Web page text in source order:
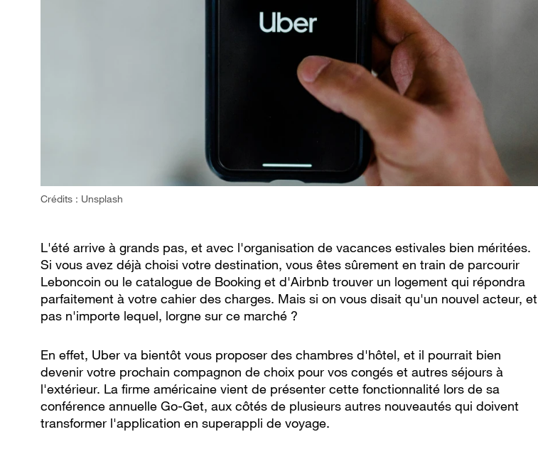
Crédits : Unsplash
L'été arrive à grands pas, et avec l'organisation de vacances estivales bien méritées.
Si vous avez déjà choisi votre destination, vous êtes sûrement en train de parcourir
Leboncoin ou le catalogue de Booking et d'Airbnb trouver un logement qui répondra
parfaitement à votre cahier des charges. Mais si on vous disait qu'un nouvel acteur, et
pas n'importe lequel, lorgne sur ce marché ?
En effet, Uber va bientôt vous proposer des chambres d'hôtel, et il pourrait bien
devenir votre prochain compagnon de choix pour vos congés et autres séjours à
l'extérieur. La firme américaine vient de présenter cette fonctionnalité lors de sa
conférence annuelle Go-Get, aux côtés de plusieurs autres nouveautés qui doivent
transformer l'application en superappli de voyage.